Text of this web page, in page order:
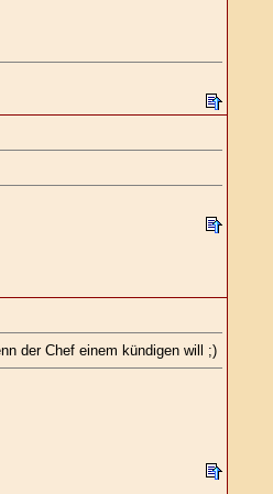
der Chef einem kündigen will ;)